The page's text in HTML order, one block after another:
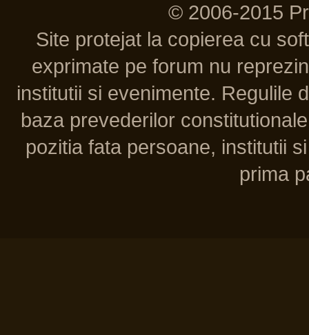
© 2006-2015
Site protejat la copierea cu
exprimate pe forum nu
institutii si evenimente. Regulile
baza prevederilor
pozitia fata persoane, institutii
prima